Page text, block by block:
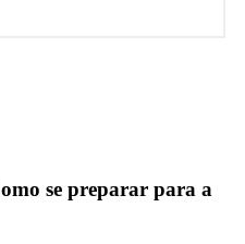
se preparar para a